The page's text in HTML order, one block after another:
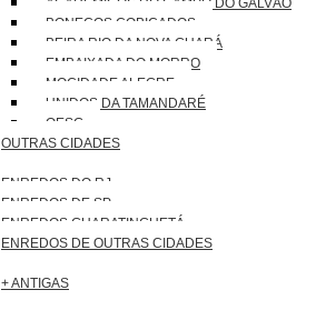
BONECOS COBIÇADOS
BEIRA RIO DA NOVA GUARÁ
EMBAIXADA DO MORRO
MOCIDADE ALEGRE
UNIDOS DA TAMANDARÉ
OESG
OUTRAS CIDADES
ENREDOS DO RJ
ENREDOS DE SP
ENREDOS GUARATINGUETÁ
ENREDOS DE OUTRAS CIDADES
+ ANTIGAS